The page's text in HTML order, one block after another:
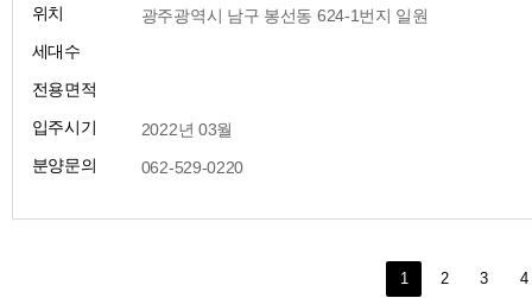
위치
​ 광주광역시 남구 봉선동 624-1번지 일원
세대수
전용면적
입주시기
​ 2022년 03월
분양문의
​ 062-529-0220
1 2 3 4